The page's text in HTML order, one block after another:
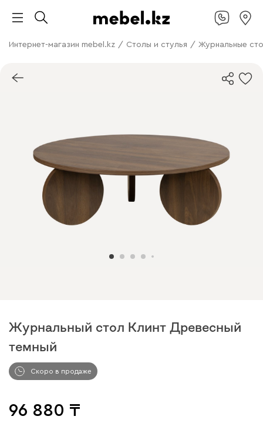
Интернет-магазин mebel.kz / Столы и стулья / Журнальные
Журнальный стол Клинт Древесный
темный
Скоро в продаже
96 880